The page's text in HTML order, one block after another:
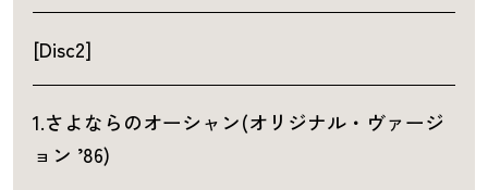
[Disc2]
1.さよならのオーシャン(オリジナル・ヴァージ
ョン ’86)